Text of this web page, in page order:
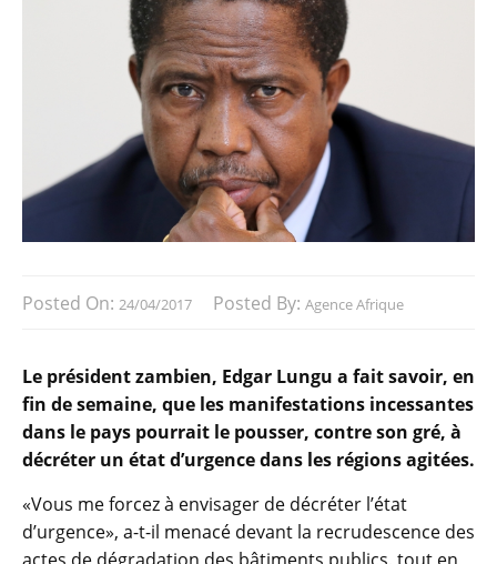
Posted On: 24/04/2017 Posted By: Agence Afrique
Le président zambien, Edgar Lungu a fait savoir, en
fin de semaine, que les manifestations incessantes
dans le pays pourrait le pousser, contre son gré, à
décréter un état d’urgence dans les régions agitées.
«Vous me forcez à envisager de décréter l’état
d’urgence», a-t-il menacé devant la recrudescence des
actes de dégradation des bâtiments publics, tout en